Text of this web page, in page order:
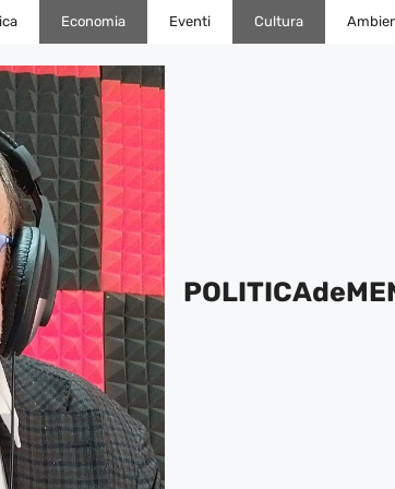
Economia Eventi Cultura